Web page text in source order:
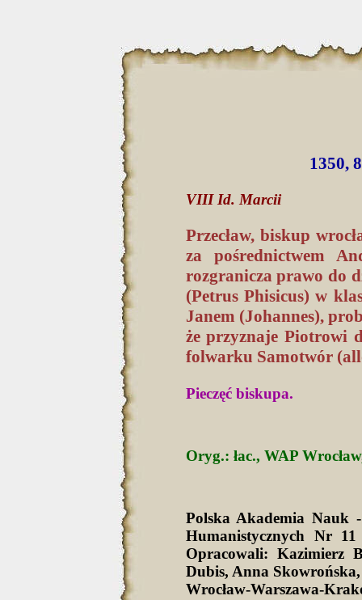
1350,
VIII Id. Marcii
Przecław, biskup
za pośrednictwem
rozgranicza prawo do
(Petrus Phisicus) w
Janem (Johannes),
że przyznaje Piotrowi
folwarku Samotwór
Pieczęć biskupa.
Oryg.: łac., WAP
Polska Akademia Nauk
Humanistycznych Nr
Opracowali: Kazimierz
Dubis, Anna
Wrocław-Warszawa-